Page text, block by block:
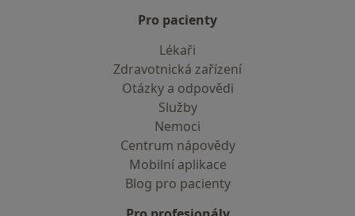
Pro pacienty
Lékaři
Zdravotnická zařízení
Otázky a odpovědi
Služby
Nemoci
Centrum nápovědy
Mobilní aplikace
Blog pro pacienty